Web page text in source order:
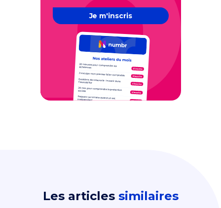
Je m'inscris
Les articles similaires